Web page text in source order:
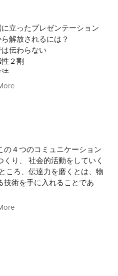
立ったプレゼンテーション
解放されるには？
伝わらない
２割
の４つのコミュニケーション
り、 社会的活動をしていく
ころ、伝達力を磨くとは、物
技術を手に入れることであ
りも「誰が」話すかなの
聞き手の共感が生まれる。
クニックや小手先の技術論